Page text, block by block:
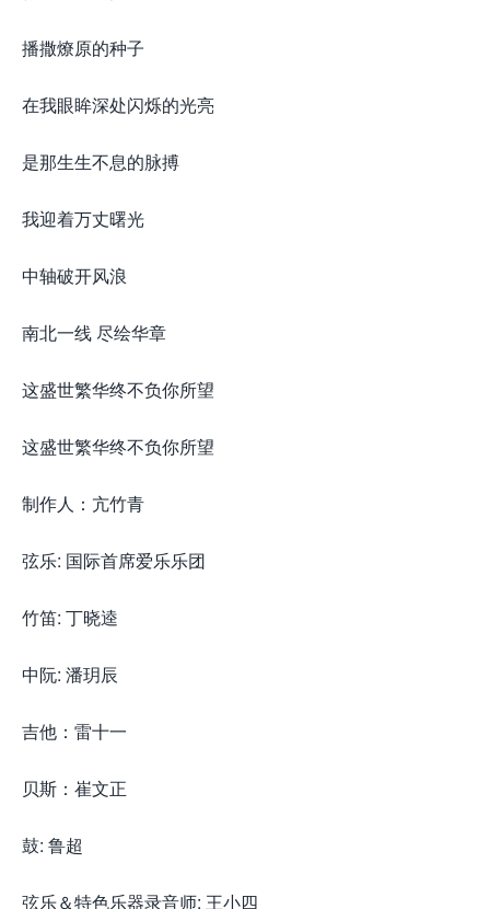
播撒燎原的种子
在我眼眸深处闪烁的光亮
是那生生不息的脉搏
我迎着万丈曙光
中轴破开风浪
南北一线 尽绘华章
这盛世繁华终不负你所望
这盛世繁华终不负你所望
制作人：亢竹青
弦乐: 国际首席爱乐乐团
竹笛: 丁晓逵
中阮: 潘玥辰
吉他：雷十一
贝斯：崔文正
鼓: 鲁超
弦乐＆特色乐器录音师: 王小四